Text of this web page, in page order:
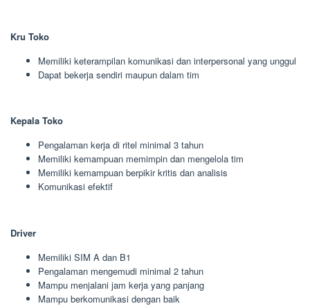
Kru Toko
Memiliki keterampilan komunikasi dan interpersonal yang unggul
Dapat bekerja sendiri maupun dalam tim
Kepala Toko
Pengalaman kerja di ritel minimal 3 tahun
Memiliki kemampuan memimpin dan mengelola tim
Memiliki kemampuan berpikir kritis dan analisis
Komunikasi efektif
Driver
Memiliki SIM A dan B1
Pengalaman mengemudi minimal 2 tahun
Mampu menjalani jam kerja yang panjang
Mampu berkomunikasi dengan baik